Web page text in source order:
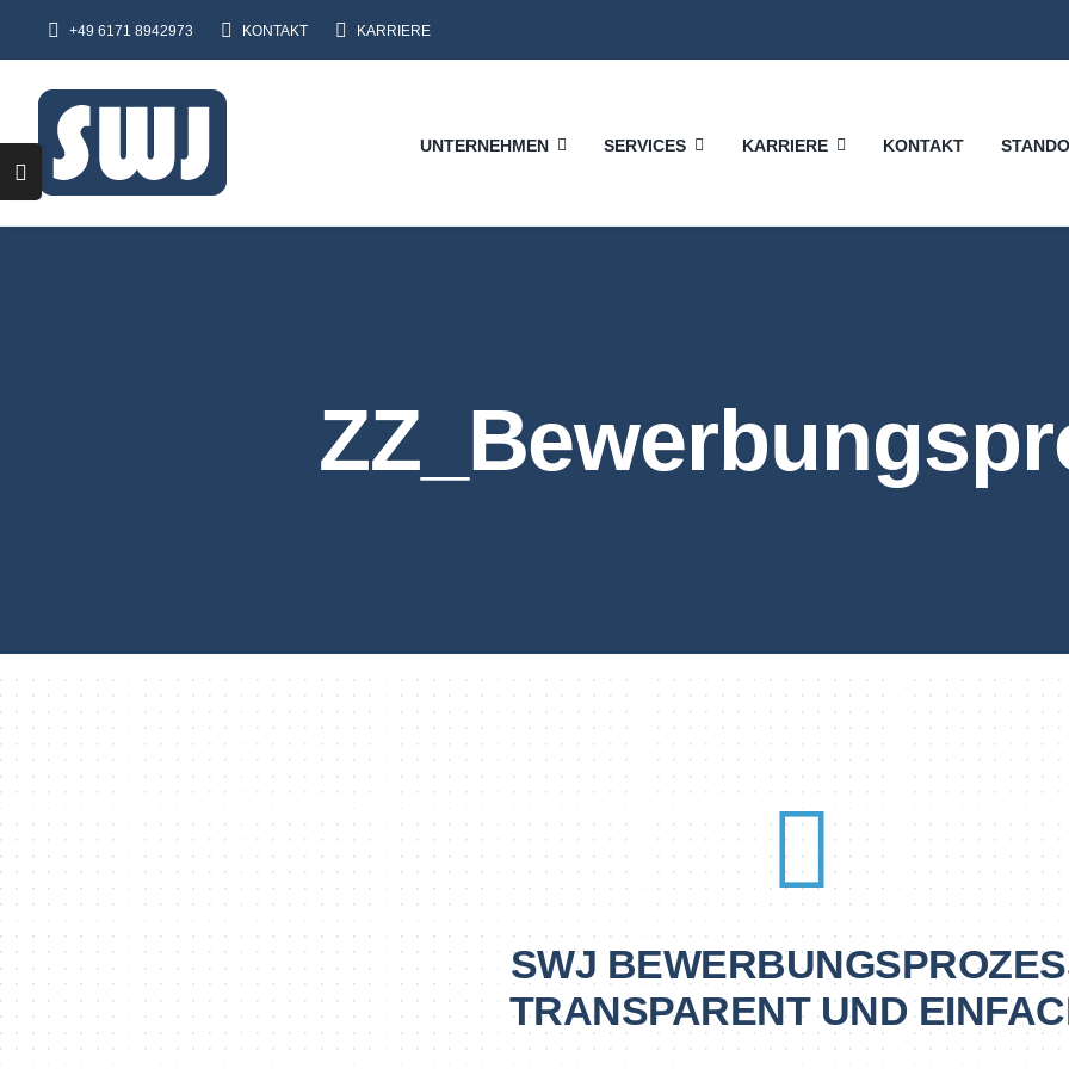
content
+49 6171 8942973 KONTAKT KARRIERE
UNTERNEHMEN SERVICES KARRIERE KONTAKT
SWJ
TRANSPARENT UND
Sliding
Bar